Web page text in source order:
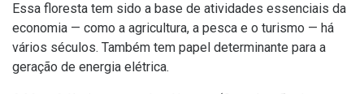
Essa floresta tem sido a base de atividades essenciais da
economia — como a agricultura, a pesca e o turismo — há
vários séculos. Também tem papel determinante para a
geração de energia elétrica.